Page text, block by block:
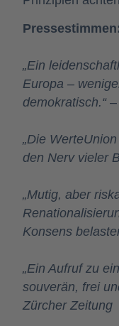
Pressestimmen:
„Ein
Europa –
demokratisch.“–
„Die
den Nerv vieler
„Mutig, aber
Konsens
„Ein Aufruf zu
souverän, frei
Zürcher Zeitung